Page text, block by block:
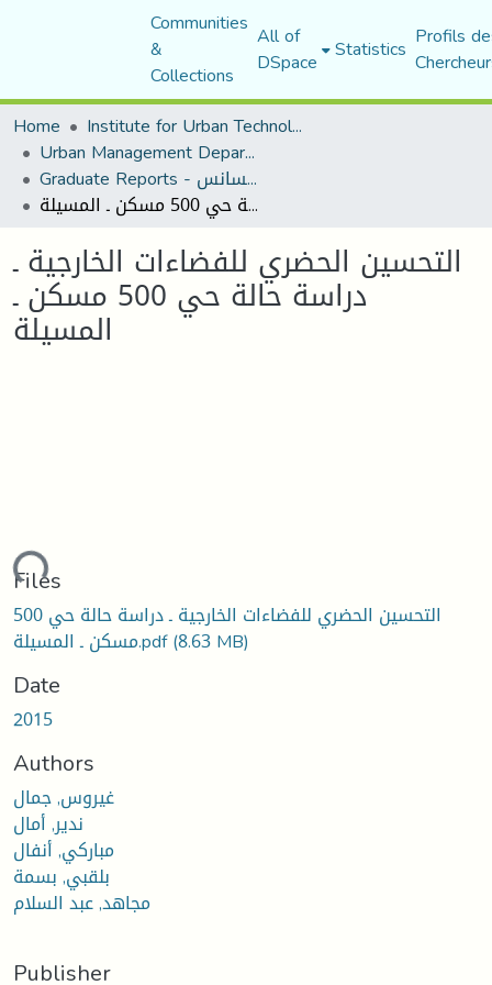
Communities
&
Collections
All of
DSpace Statistics Profils
Home
Institute for Urban Technology Management
Urban Management Department
Graduate Reports - تقارير الليسانس
التحسين الحضري للفضاءات الخارجية ـ دراسة حالة حي 500 مسكن ـ المسيلة
التحسين الحضري للفضاءات الخارجية ـ
دراسة حالة حي 500 مسكن ـ
المسيلة
Files
التحسين الحضري للفضاءات الخارجية ـ دراسة حالة حي 500
مسكن ـ المسيلة.pdf(8.63 MB)
Date
2015
Authors
غيروس, جمال
ندير, أمال
مباركي, أنفال
بلقبي, بسمة
مجاهد, عبد السلام
Publisher